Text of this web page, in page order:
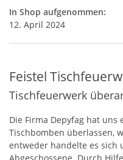
In Shop aufgenommen:
12. April 2024
Feistel
Tischfeuerwerk
Die Firma Depyfag hat uns
Tischbomben überlassen,
entweder handelte es sich